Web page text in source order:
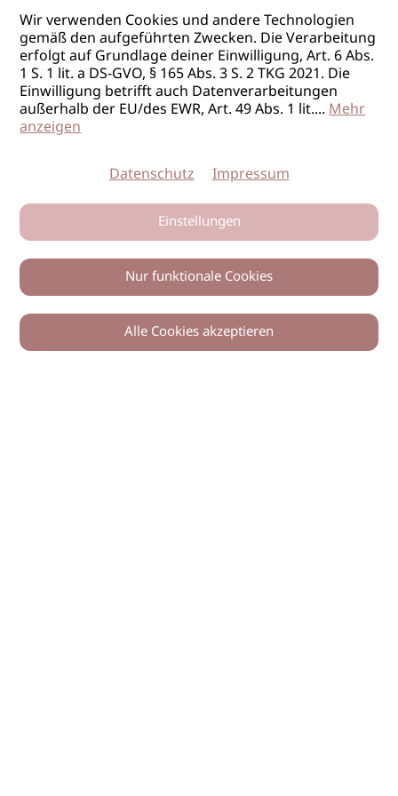
Wir verwenden Cookies und andere Technologien
gemäß den aufgeführten Zwecken. Die Verarbeitung
erfolgt auf Grundlage deiner Einwilligung, Art. 6 Abs.
1 S. 1 lit. a DS-GVO, § 165 Abs. 3 S. 2 TKG 2021. Die
Einwilligung betrifft auch Datenverarbeitungen
außerhalb der EU/des EWR, Art. 49 Abs. 1 lit....Mehr
anzeigen
Datenschutz Impressum
Einstellungen
Nur funktionale Cookies
Alle Cookies akzeptieren